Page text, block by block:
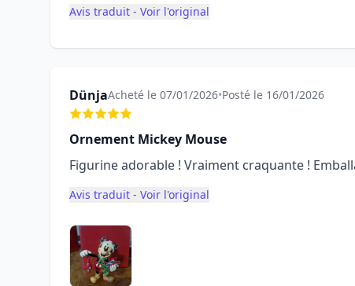
Avis traduit - Voir l'original
DünjaAcheté le 07/01/2026•Posté le 16/01/2026
Ornement Mickey Mouse
Figurine adorable ! Vraiment craquante !
Avis traduit - Voir l'original